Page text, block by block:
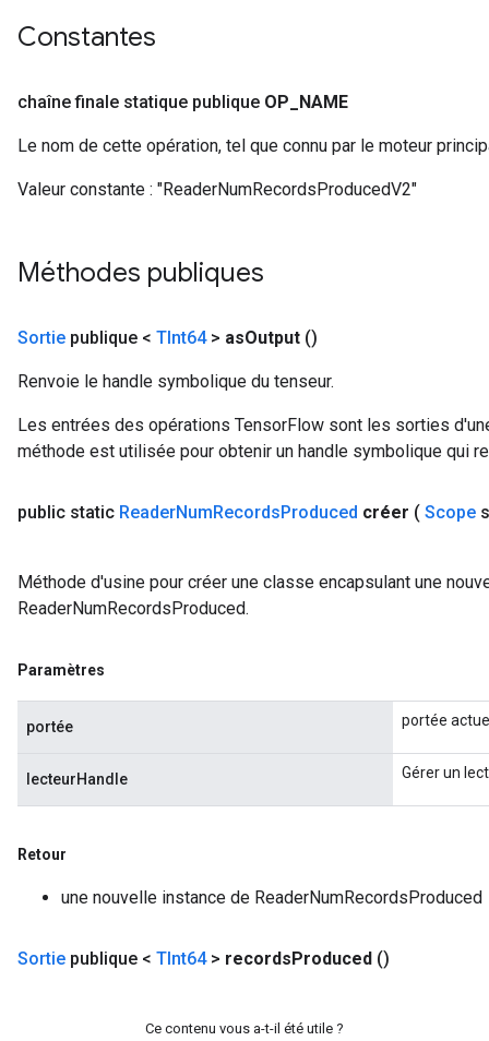
Constantes
chaîne finale statique publique OP NAME
Le nom de cette opération, tel que connu par le moteur
Valeur constante : "ReaderNumRecordsProducedV2"
Méthodes publiques
Sortie publique < TInt64> asOutput ()
Renvoie le handle symbolique du tenseur.
Les entrées des opérations TensorFlow sont les sorties
méthode est utilisée pour obtenir un handle symbolique qui
public static ReaderNumRecordsProduced créer ( Scope
Méthode d'usine pour créer une classe encapsulant une
ReaderNumRecordsProduced.
Paramètres
portée portée
lecteurHandle Gérer un
Retour
une nouvelle instance de ReaderNumRecordsProduced
Sortie publique < TInt64> recordsProduced ()
Ce contenu vous a-t-il été utile ?